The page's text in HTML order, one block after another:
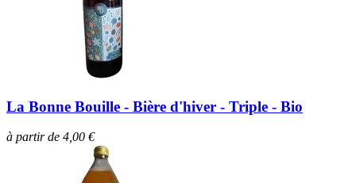
La Bonne Bouille - Bière d'hiver - Triple - Bio
à partir de 4,00 €